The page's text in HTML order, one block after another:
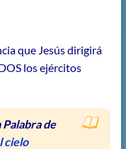
que Jesús dirigirá
los ejércitos
Palabra de
cielo